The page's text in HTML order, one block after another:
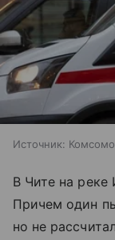
Источник:
В Чите на реке
Причем один
но не